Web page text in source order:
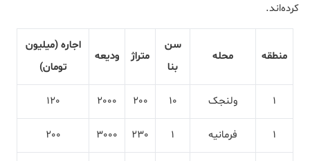
کرده‌اند.
منطقه محله
سن
بنا
متراژ ودیعه
اجاره (میلیون
تومان)
1 ولنجک 10
200
2000
120
1 فرمانیه 1
230
3000
200